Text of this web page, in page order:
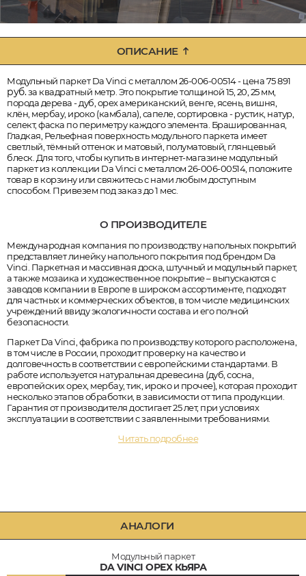
ОПИСАНИЕ
Модульный паркет Da Vinci с металлом 26-006-00514 - цена 75 891
руб.за квадратный метр. Это покрытие толщиной 15, 20, 25 мм,
порода дерева - дуб, орех американский, венге, ясень, вишня,
клён, мербау, ироко (камбала), сапеле, сортировка - рустик, натур,
селект, фаска по периметру каждого элемента. Брашированная,
Гладкая, Рельефная поверхность модульного паркета имеет
светлый, тёмный оттенок и матовый, полуматовый, глянцевый
блеск. Для того, чтобы купить в интернет-магазине модульный
паркет из коллекции Da Vinci с металлом 26-006-00514, положите
товар в корзину или свяжитесь с нами любым доступным
способом. Привезем под заказ до 1 мес.
О ПРОИЗВОДИТЕЛЕ
Международная компания по производству напольных покрытий
представляет линейку напольного покрытия под брендом Da
Vinci. Паркетная и массивная доска, штучный и модульный паркет,
а также мозаика и художественное покрытие – выпускаются с
заводов компании в Европе в широком ассортименте, подходят
для частных и коммерческих объектов, в том числе медицинских
учреждений ввиду экологичности состава и его полной
безопасности.
Паркет Da Vinci, фабрика по производству которого расположена,
в том числе в России, проходит проверку на качество и
долговечность в соответствии с европейскими стандартами. В
работе используется натуральная древесина (дуб, сосна,
европейских орех, мербау, тик, ироко и прочее), которая проходит
несколько этапов обработки, в зависимости от типа продукции.
Гарантия от производителя достигает 25 лет, при условиях
эксплуатации в соответствии с заявленными требованиями.
Читать подробнее
АНАЛОГИ
Модульный паркет
DA VINCI ОРЕХ КЬЯРА